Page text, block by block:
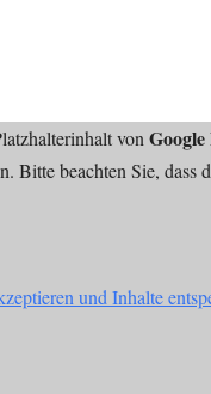
von
Bitte beachten Sie,
und Inhalte